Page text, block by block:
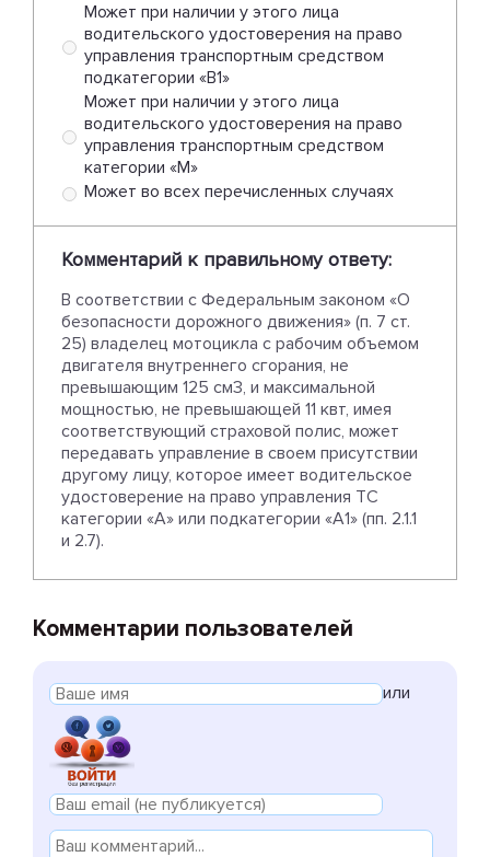
Может при наличии у этого лица
водительского удостоверения на право
управления транспортным средством
подкатегории «B1»
Может при наличии у этого лица
водительского удостоверения на право
управления транспортным средством
категории «M»
Может во всех перечисленных случаях
Комментарий к правильному ответу:
В соответствии с Федеральным законом «О
безопасности дорожного движения» (п. 7 ст.
25) владелец мотоцикла с рабочим объемом
двигателя внутреннего сгорания, не
превышающим 125 см3, и максимальной
мощностью, не превышающей 11 квт, имея
соответствующий страховой полис, может
передавать управление в своем присутствии
другому лицу, которое имеет водительское
удостоверение на право управления ТС
категории «А» или подкатегории «А1» (пп. 2.1.1
и 2.7).
Комментарии пользователей
или